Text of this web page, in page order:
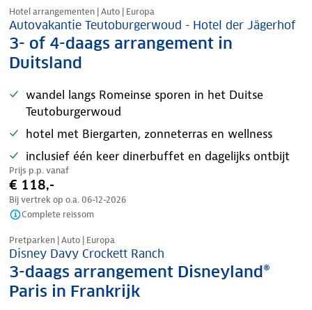
Hotel arrangementen | Auto | Europa
Autovakantie Teutoburgerwoud - Hotel der Jägerhof
3- of 4-daags arrangement in
Duitsland
wandel langs Romeinse sporen in het Duitse
Teutoburgerwoud
hotel met Biergarten, zonneterras en wellness
inclusief één keer dinerbuffet en dagelijks ontbijt
Prijs p.p. vanaf
€ 118,-
Bij vertrek op o.a. 06-12-2026
Complete reissom
Pretparken | Auto | Europa
Disney Davy Crockett Ranch
3-daags arrangement Disneyland®
Paris in Frankrijk